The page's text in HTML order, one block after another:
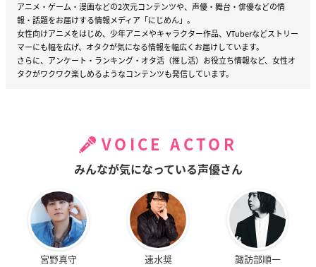
アニメ・ゲーム・漫画などの2次元コンテンツや、声優・舞台・俳優などの情
報・話題をお届けする情報メディア「にじめん」。
女性向けアニメをはじめ、少年アニメやキャラクター作品、VTuberなどストリー
マーにも幅を広げ、オタクが気になる情報を幅広くお届けしています。
さらに、アンケート・ランキング・オタ活（推し活）お役立ち情報など、女性オ
タクがワクワク楽しめるようなコンテンツも発信しています。
VOICE ACTOR
みんなが気になっている声優さん
宮野真守 速水奨 諏訪部順一